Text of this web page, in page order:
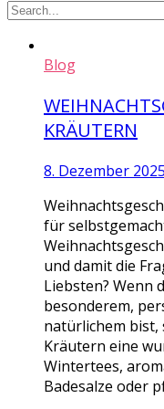
Blog
KRÄUTERN
8. Dezember 2025
für
und damit die
Liebsten? Wenn
besonderem,
natürlichem bist,
Kräutern eine
Wintertees,
Badesalze oder